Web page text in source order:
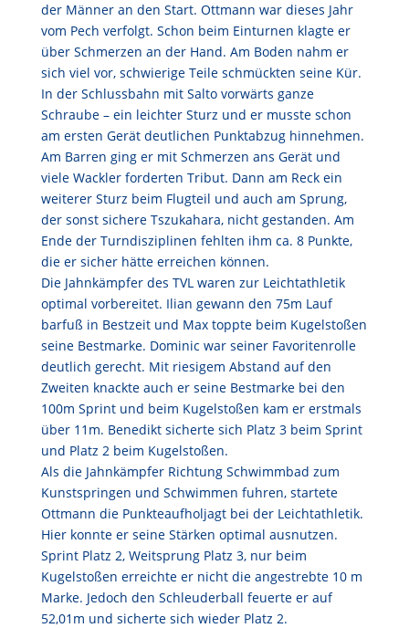
der Männer an den Start. Ottmann war dieses Jahr
vom Pech verfolgt. Schon beim Einturnen klagte er
über Schmerzen an der Hand. Am Boden nahm er
sich viel vor, schwierige Teile schmückten seine Kür.
In der Schlussbahn mit Salto vorwärts ganze
Schraube – ein leichter Sturz und er musste schon
am ersten Gerät deutlichen Punktabzug hinnehmen.
Am Barren ging er mit Schmerzen ans Gerät und
viele Wackler forderten Tribut. Dann am Reck ein
weiterer Sturz beim Flugteil und auch am Sprung,
der sonst sichere Tszukahara, nicht gestanden. Am
Ende der Turndisziplinen fehlten ihm ca. 8 Punkte,
die er sicher hätte erreichen können.
Die Jahnkämpfer des TVL waren zur Leichtathletik
optimal vorbereitet. Ilian gewann den 75m Lauf
barfuß in Bestzeit und Max toppte beim Kugelstoßen
seine Bestmarke. Dominic war seiner Favoritenrolle
deutlich gerecht. Mit riesigem Abstand auf den
Zweiten knackte auch er seine Bestmarke bei den
100m Sprint und beim Kugelstoßen kam er erstmals
über 11m. Benedikt sicherte sich Platz 3 beim Sprint
und Platz 2 beim Kugelstoßen.
Als die Jahnkämpfer Richtung Schwimmbad zum
Kunstspringen und Schwimmen fuhren, startete
Ottmann die Punkteaufholjagt bei der Leichtathletik.
Hier konnte er seine Stärken optimal ausnutzen.
Sprint Platz 2, Weitsprung Platz 3, nur beim
Kugelstoßen erreichte er nicht die angestrebte 10 m
Marke. Jedoch den Schleuderball feuerte er auf
52,01m und sicherte sich wieder Platz 2.